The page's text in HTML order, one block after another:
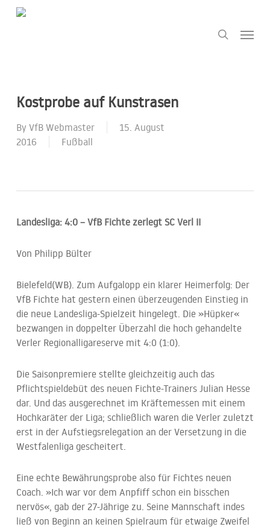
Skip
Menu
Kostprobe auf Kunstrasen
By VfB Webmaster
15. August
2016
Fußball
Landesliga: 4:0 – VfB Fichte zerlegt SC Verl II
Von Philipp Bülter
Bielefeld(WB). Zum Aufgalopp ein klarer Heimerfolg: Der
VfB Fichte hat gestern einen überzeugenden Einstieg in
die neue Landesliga-Spielzeit hingelegt. Die »Hüpker«
bezwangen in doppelter Überzahl die hoch gehandelte
Verler Regionalligareserve mit 4:0 (1:0).
Die Saisonpremiere stellte gleichzeitig auch das
Pflichtspieldebüt des neuen Fichte-Trainers Julian Hesse
dar. Und das ausgerechnet im Kräftemessen mit einem
Hochkaräter der Liga; schließlich waren die Verler zuletzt
erst in der Aufstiegsrelegation an der Versetzung in die
Westfalenliga gescheitert.
Eine echte Bewährungsprobe also für Fichtes neuen
Coach. »Ich war vor dem Anpfiff schon ein bisschen
nervös«, gab der 27-Jährige zu. Seine Mannschaft indes
ließ von Beginn an keinen Spielraum für etwaige Zweifel